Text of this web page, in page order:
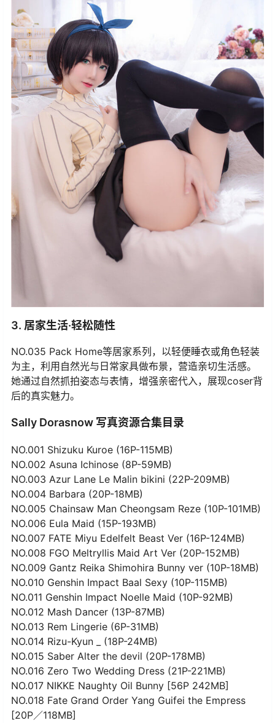
3. 居家生活·轻松随性
NO.035 Pack Home等居家系列，以轻便睡衣或角色轻装
为主，利用自然光与日常家具做布景，营造亲切生活感。
她通过自然抓拍姿态与表情，增强亲密代入，展现coser背
后的真实魅力。
Sally Dorasnow 写真资源合集目录
NO.001 Shizuku Kuroe (16P-115MB)
NO.002 Asuna Ichinose (8P-59MB)
NO.003 Azur Lane Le Malin bikini (22P-209MB)
NO.004 Barbara (20P-18MB)
NO.005 Chainsaw Man Cheongsam Reze (10P-101MB)
NO.006 Eula Maid (15P-193MB)
NO.007 FATE Miyu Edelfelt Beast Ver (16P-124MB)
NO.008 FGO Meltryllis Maid Art Ver (20P-152MB)
NO.009 Gantz Reika Shimohira Bunny ver (10P-18MB)
NO.010 Genshin Impact Baal Sexy (10P-115MB)
NO.011 Genshin Impact Noelle Maid (10P-92MB)
NO.012 Mash Dancer (13P-87MB)
NO.013 Rem Lingerie (6P-31MB)
NO.014 Rizu-Kyun _ (18P-24MB)
NO.015 Saber Alter the devil (20P-178MB)
NO.016 Zero Two Wedding Dress (21P-221MB)
NO.017 NIKKE Naughty Oil Bunny [56P 242MB]
NO.018 Fate Grand Order Yang Guifei the Empress
[20P／118MB]